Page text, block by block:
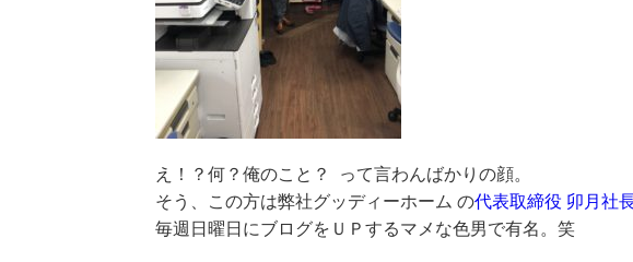
え！？何？俺のこと？ って言わんばかりの顔。
そう、この方は弊社グッディーホーム の代表取締役 卯月社
毎週日曜日にブログをＵＰするマメな色男で有名。笑